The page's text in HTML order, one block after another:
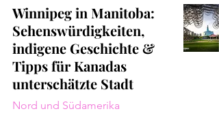
Winnipeg in Manitoba:
Sehenswürdigkeiten,
indigene Geschichte &
Tipps für Kanadas
unterschätzte Stadt
Nord und Südamerika